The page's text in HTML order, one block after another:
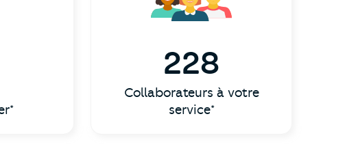
228
Collaborateurs à votre
service*